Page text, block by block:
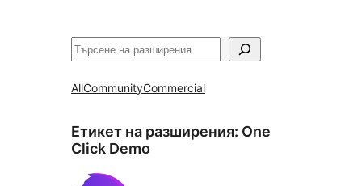
Търсене
AllCommunityCommercial
Етикет на разширения: One
Click Demo